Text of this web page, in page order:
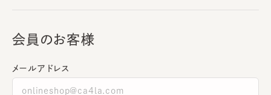
会員のお客様
メールアドレス